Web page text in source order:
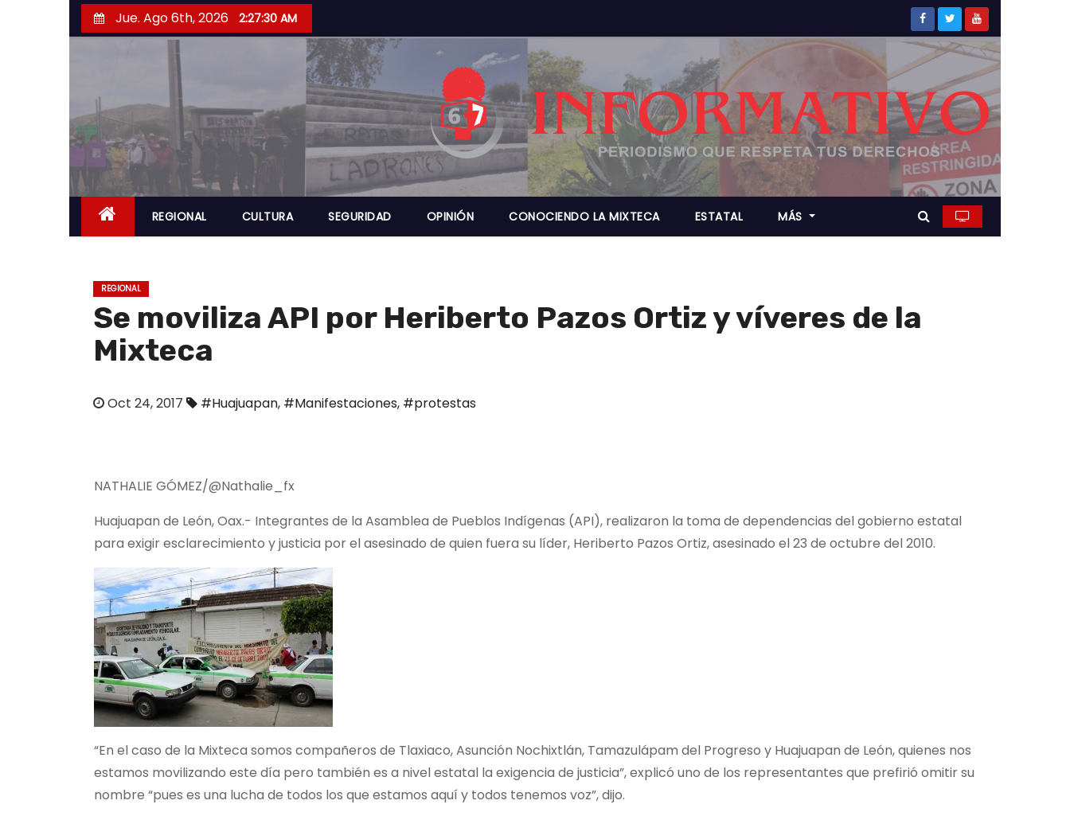
a
r
a
l
n
Jue. Ago 6th, 2026 2:27:31 AM
REGIONAL CULTURA SEGURIDAD OPINIÓN CONOCIENDO LA MIXTECA ESTATAL MÁS
REGIONAL
Se moviliza API por Heriberto Pazos Ortiz y víveres de la
Mixteca
Oct 24, 2017 #Huajuapan, #Manifestaciones, #protestas
NATHALIE GÓMEZ/@Nathalie_fx
Huajuapan de León, Oax.- Integrantes de la Asamblea de Pueblos Indígenas (API), realizaron la toma de dependencias del gobierno estatal
para exigir esclarecimiento y justicia por el asesinado de quien fuera su líder, Heriberto Pazos Ortiz, asesinado el 23 de octubre del 2010.
“En el caso de la Mixteca somos compañeros de Tlaxiaco, Asunción Nochixtlán, Tamazulápam del Progreso y Huajuapan de León, quienes nos
estamos movilizando este día pero también es a nivel estatal la exigencia de justicia”, explicó uno de los representantes que prefirió omitir su
nombre “pues es una lucha de todos los que estamos aquí y todos tenemos voz”, dijo.